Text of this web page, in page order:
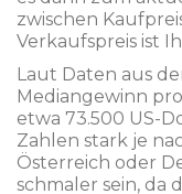
zwischen
Verkaufspreis ist
Laut Daten aus
Mediangewinn
etwa 73.500 US-
Zahlen stark je
Österreich oder
schmaler sein, da